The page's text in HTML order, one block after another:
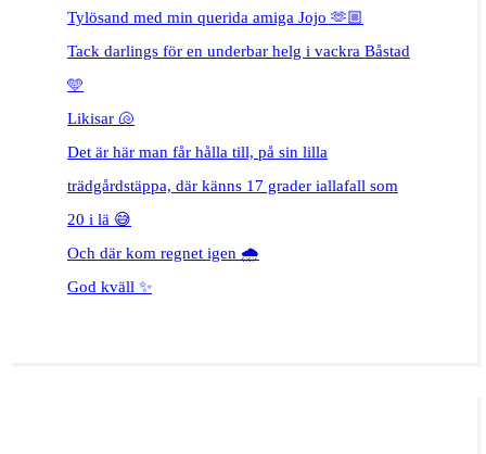
Tylösand med min querida amiga Jojo 🫶🏼
Tack darlings för en underbar helg i vackra Båstad
🩵
Likisar 🐚
Det är här man får hålla till, på sin lilla
trädgårdstäppa, där känns 17 grader iallafall som
20 i lä 😅
Och där kom regnet igen 🌧️
God kväll ✨